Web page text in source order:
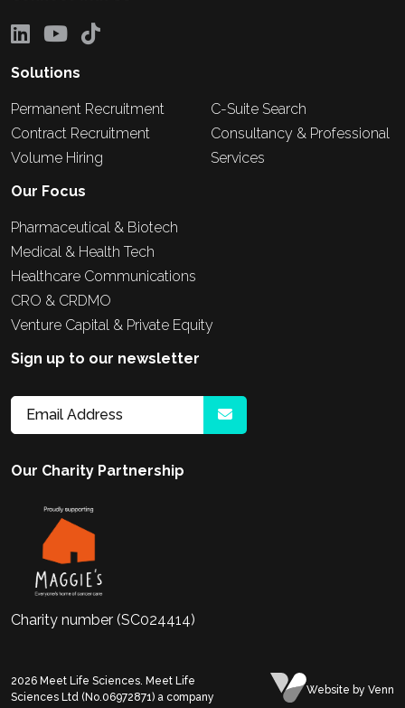
Solutions
Permanent Recruitment
Contract Recruitment
Volume Hiring
C-Suite Search
Consultancy & Professional
Services
Our Focus
Pharmaceutical & Biotech
Medical & Health Tech
Healthcare Communications
CRO & CRDMO
Venture Capital & Private Equity
Sign up to our newsletter
Our Charity Partnership
Charity number (SC024414)
2026 Meet Life Sciences. Meet Life
Sciences Ltd (No.06972871) a company
Website by Venn